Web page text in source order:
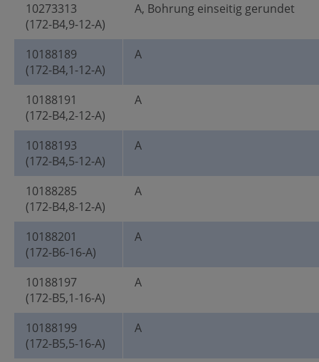
10273313
(172-B4,9-12-A)
A, Bohrung einseitig gerundet
10188189
(172-B4,1-12-A)
A
10188191
(172-B4,2-12-A)
A
10188193
(172-B4,5-12-A)
A
10188285
(172-B4,8-12-A)
A
10188201
(172-B6-16-A)
A
10188197
(172-B5,1-16-A)
A
10188199
(172-B5,5-16-A)
A